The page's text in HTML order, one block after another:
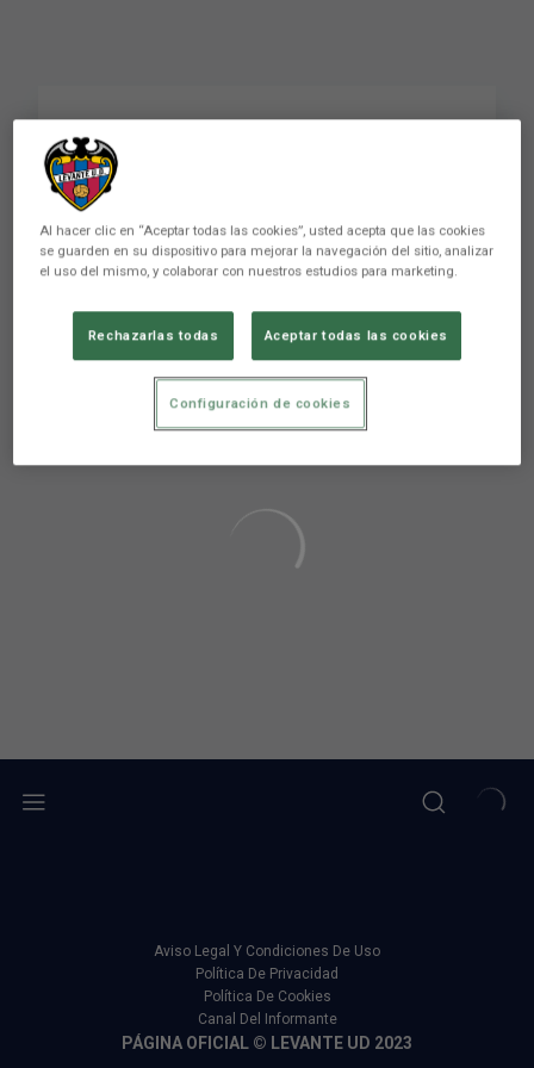
RESUMEN | CA
Osasuna-Levante UD
PRIMER EQUIPO
Aviso Legal Y Condiciones De Uso
Política De Privacidad
Política De Cookies
Canal Del Informante
PÁGINA OFICIAL © LEVANTE UD 2023
Al hacer clic en “Aceptar todas las cookies”, usted acepta que las cookies
se guarden en su dispositivo para mejorar la navegación del sitio, analizar
el uso del mismo, y colaborar con nuestros estudios para marketing.
Rechazarlas todas Aceptar todas las cookies
Configuración de cookies